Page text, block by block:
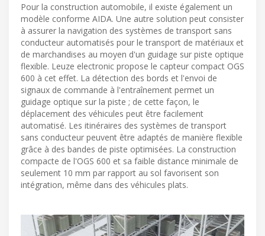
Pour la construction automobile, il existe également un
modèle conforme AIDA. Une autre solution peut consister
à assurer la navigation des systèmes de transport sans
conducteur automatisés pour le transport de matériaux et
de marchandises au moyen d'un guidage sur piste optique
flexible. Leuze electronic propose le capteur compact OGS
600 à cet effet. La détection des bords et l'envoi de
signaux de commande à l'entraînement permet un
guidage optique sur la piste ; de cette façon, le
déplacement des véhicules peut être facilement
automatisé. Les itinéraires des systèmes de transport
sans conducteur peuvent être adaptés de manière flexible
grâce à des bandes de piste optimisées. La construction
compacte de l'OGS 600 et sa faible distance minimale de
seulement 10 mm par rapport au sol favorisent son
intégration, même dans des véhicules plats.